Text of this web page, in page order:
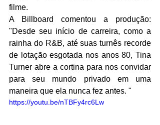
filme.
A Billboard comentou a produção:
"Desde seu início de carreira, como a
rainha do R&B, até suas turnês recorde
de lotação esgotada nos anos 80, Tina
Turner abre a cortina para nos convidar
para seu mundo privado em uma
maneira que ela nunca fez antes. "
https://youtu.be/nTBFy4rc6Lw